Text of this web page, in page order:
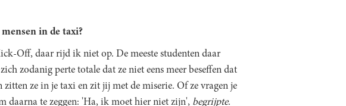
in de taxi?
Off, daar rijd ik niet op. De meeste studenten daar
zodanig perte totale dat ze niet eens meer beseffen dat
zitten ze in je taxi en zit jij met de miserie. Of ze vragen je
daarna te zeggen: 'Ha, ik moet hier niet zijn', begrijpte.